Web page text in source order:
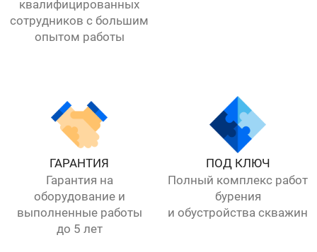
квалифицированных
сотрудников с большим
опытом работы
ГАРАНТИЯ
Гарантия на
оборудование и
выполненные работы
до 5 лет
ПОД КЛЮЧ
Полный комплекс работ
бурения
и обустройства скважин